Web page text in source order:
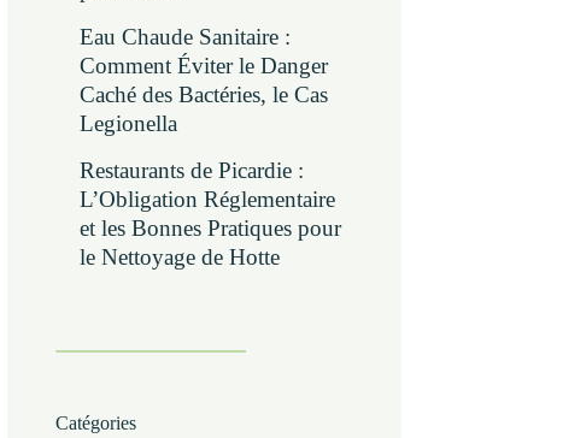
Eau Chaude Sanitaire :
Comment Éviter le Danger
Caché des Bactéries, le Cas
Legionella
Restaurants de Picardie :
L’Obligation Réglementaire
et les Bonnes Pratiques pour
le Nettoyage de Hotte
Catégories